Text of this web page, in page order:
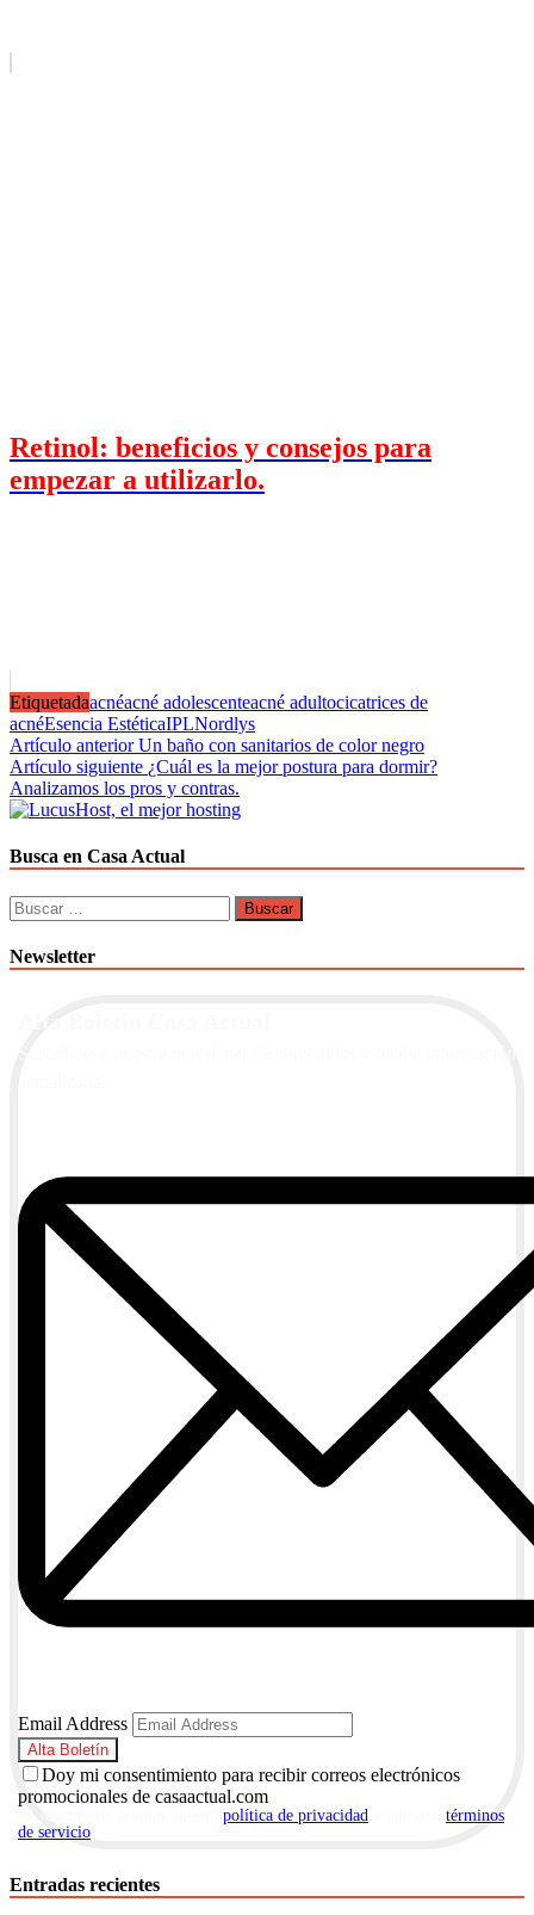
Retinol: beneficios y consejos para
empezar a utilizarlo.
Etiquetadaacnéacné adolescenteacné adultocicatrices de
acnéEsencia EstéticaIPLNordlys
Navegación
de
entradas
Artículo anterior Un baño con sanitarios de color negro
Artículo siguiente ¿Cuál es la mejor postura para dormir?
Analizamos los pros y contras.
Busca en Casa Actual
Buscar:
Newsletter
Email Address
Doy mi consentimiento para recibir correos electrónicos
promocionales de casaactual.com
política de privacidad
términos
de servicio
Entradas recientes